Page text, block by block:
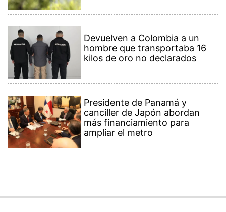
Devuelven a Colombia a un
hombre que transportaba 16
kilos de oro no declarados
Presidente de Panamá y
canciller de Japón abordan
más financiamiento para
ampliar el metro